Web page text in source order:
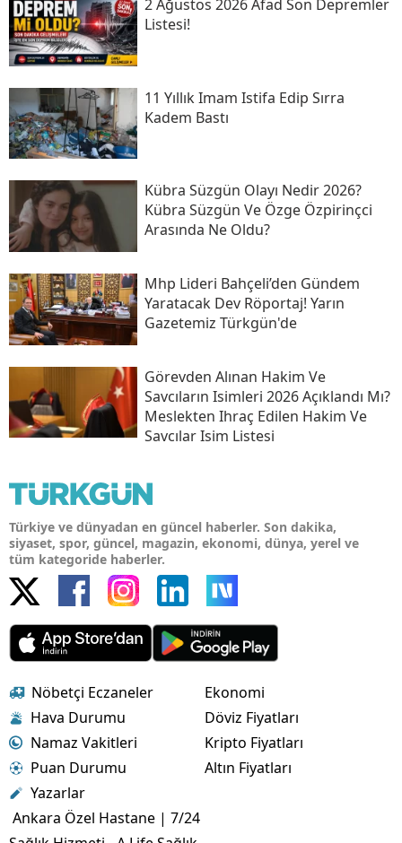
2 Ağustos 2026 Afad Son Depremler
Listesi!
11 Yıllık Imam Istifa Edip Sırra
Kadem Bastı
Kübra Süzgün Olayı Nedir 2026?
Kübra Süzgün Ve Özge Özpirinçci
Arasında Ne Oldu?
Mhp Lideri Bahçeli’den Gündem
Yaratacak Dev Röportaj! Yarın
Gazetemiz Türkgün'de
Görevden Alınan Hakim Ve
Savcıların Isimleri 2026 Açıklandı Mı?
Meslekten Ihraç Edilen Hakim Ve
Savcılar Isim Listesi
Türkiye ve dünyadan en güncel haberler. Son dakika,
siyaset, spor, güncel, magazin, ekonomi, dünya, yerel ve
tüm kategoride haberler.
Nöbetçi Eczaneler
Hava Durumu
Namaz Vakitleri
Puan Durumu
Yazarlar
Ankara Özel Hastane | 7/24
Ekonomi
Döviz Fiyatları
Kripto Fiyatları
Altın Fiyatları